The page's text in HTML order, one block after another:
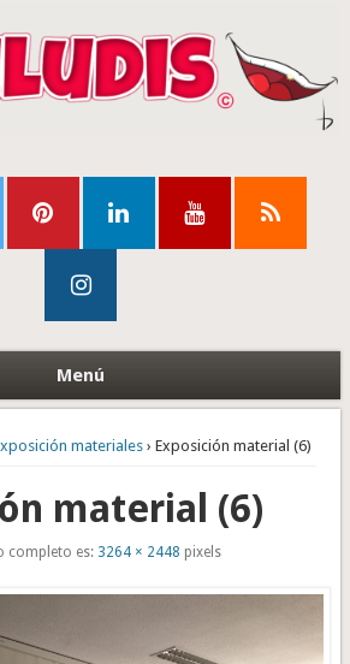
Menú
materiales› Exposición material (6)
material (6)
completo es: 3264 × 2448 pixels